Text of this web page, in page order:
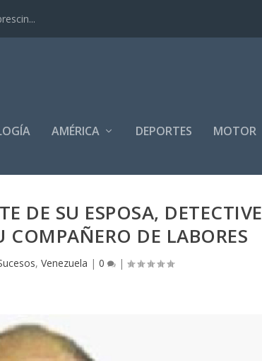
AMÉRICA DEPORTES MOTOR
DE SU ESPOSA, DETECTIVE
DE LABORES
,Venezuela |0 |